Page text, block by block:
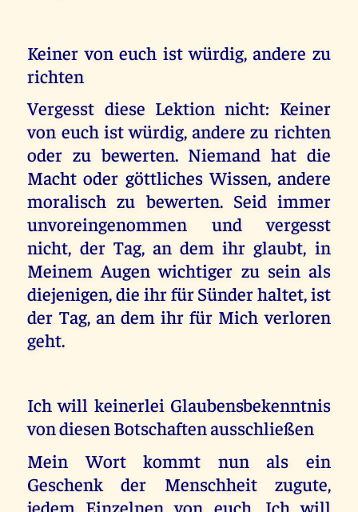
Keiner von euch ist würdig, andere zu
richten
Vergesst diese Lektion nicht: Keiner
von euch ist würdig, andere zu richten
oder zu bewerten. Niemand hat die
Macht oder göttliches Wissen, andere
moralisch zu bewerten. Seid immer
unvoreingenommen und vergesst
nicht, der Tag, an dem ihr glaubt, in
Meinem Augen wichtiger zu sein als
diejenigen, die ihr für Sünder haltet, ist
der Tag, an dem ihr für Mich verloren
geht.
Ich will keinerlei Glaubensbekenntnis
von diesen Botschaften ausschließen
Mein Wort kommt nun als ein
Geschenk der Menschheit zugute,
jedem Einzelnen von euch. Ich will